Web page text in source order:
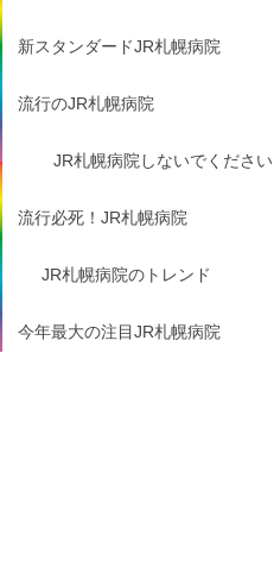
新スタンダードJR札幌病院
流行のJR札幌病院
JR札幌病院しないでください
流行必死！JR札幌病院
JR札幌病院のトレンド
今年最大の注目JR札幌病院